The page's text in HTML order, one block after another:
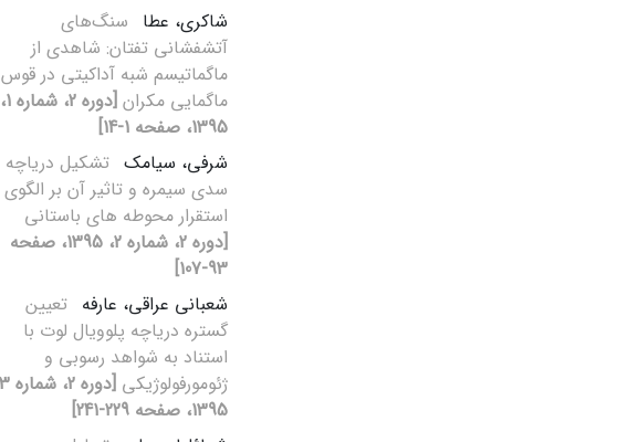
شاکری، عطا سنگ‌های
آتشفشانی تفتان: شاهدی از
ماگماتیسم شبه آداکیتی در قوس
ماگمایی مکران
[دوره 2، شماره 1،
1395، صفحه 1-14]
شرفی، سیامک تشکیل دریاچه
سدی سیمره و تاثیر آن بر الگوی
استقرار محوطه های باستانی
[دوره 2، شماره 2، 1395، صفحه
93-107]
شعبانی عراقی، عارفه تعیین
گستره دریاچه پلوویال لوت با
استناد به شواهد رسوبی و
ژئومورفولوژیکی
1395، صفحه 229-241]